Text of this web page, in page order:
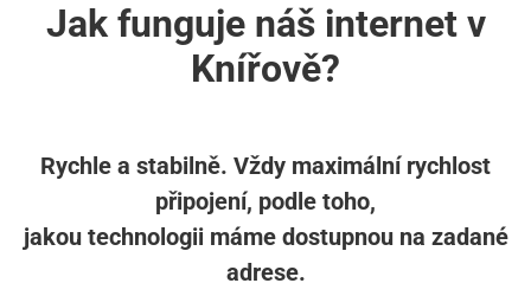
Jak funguje náš internet v
Knířově?
Rychle a stabilně. Vždy maximální rychlost
připojení, podle toho,
jakou technologii máme dostupnou na zadané
adrese.